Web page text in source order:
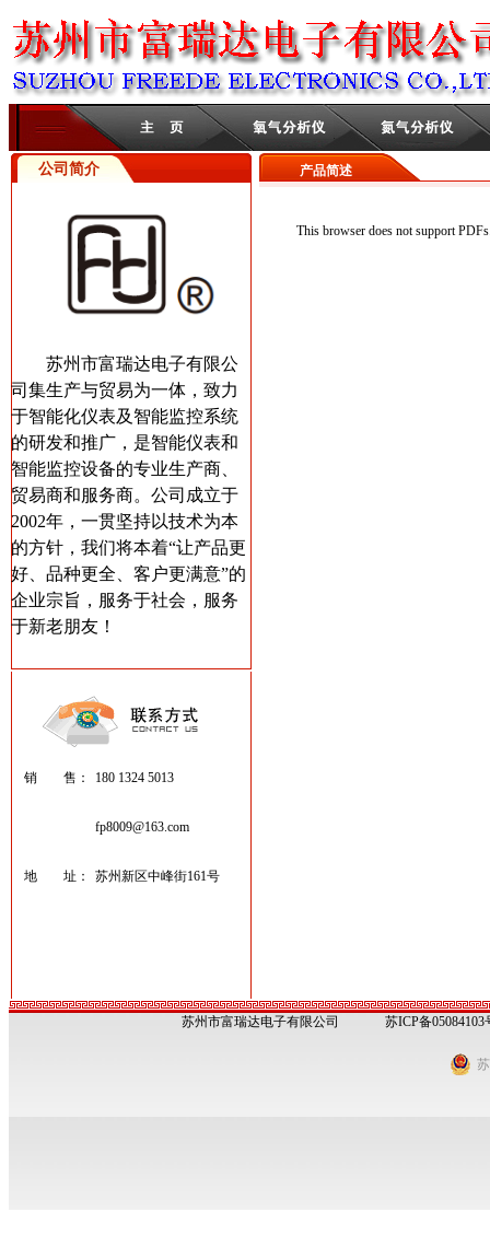
公司简介
苏州市富瑞达电子有限公
司集生产与贸易为一体，致力
于智能化仪表及智能监控系统
的研发和推广，是智能仪表和
智能监控设备的专业生产商、
贸易商和服务商。公司成立于
2002年，一贯坚持以技术为本
的方针，我们将本着“让产品更
好、品种更全、客户更满意”的
企业宗旨，服务于社会，服务
于新老朋友！
销 售： 180 1324 5013
fp8009@163.com
地 址： 苏州新区中峰街161号
产品简述
This browser does not support
苏州市富瑞达电子有限公司 苏ICP备05084103